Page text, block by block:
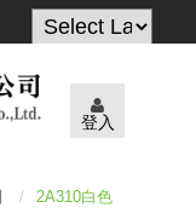
Powered by
登入
/
2A310白色